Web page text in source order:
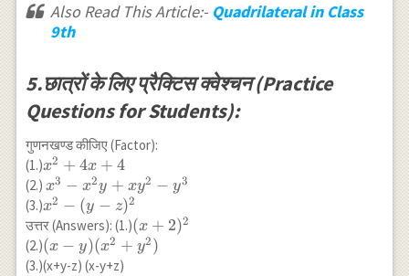
Also Read This Article:- Quadrilateral in Class
9th
5.छात्रों के लिए प्रैक्टिस क्वेश्चन (Practice
Questions for Students):
गुणनखण्ड कीजिए (Factor):
(1.)x^2+4x+4
x2 + 4x + 4
(2.) x^3-
x^2y+xy^2-
y^3
x3 − x2y + xy2 − y3
(3.)x^2-
(y-
z)^2
x2 − (y − z)2
उत्तर (Answers): (1.)(x+2)^2
(x + 2)2
(2.)(x-y)
(x^2+y^2)
(x − y)(x2 + y2 )
(3.)(x+y-z) (x-y+z)